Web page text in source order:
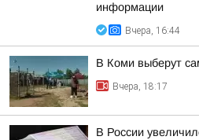
информации
Вчера, 16:44
В Коми выберут
Вчера, 18:17
В России